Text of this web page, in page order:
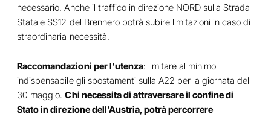
necessario. Anche il traffico in direzione NORD sulla Strada
Statale SS12 del Brennero potrà subire limitazioni in caso di
straordinaria necessità.
Raccomandazioni per l'utenza: limitare al minimo
indispensabile gli spostamenti sulla A22 per la giornata del
30 maggio.Chi necessita di attraversare il confine di
Stato in direzione dell’Austria, potrà percorrere